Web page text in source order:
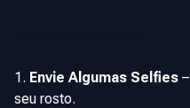
Envie Algumas Selfies –
seu rosto.